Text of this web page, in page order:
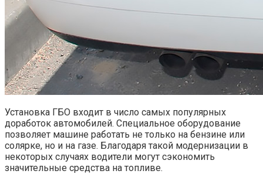
Установка ГБО входит в число самых популярных
доработок автомобилей. Специальное оборудование
позволяет машине работать не только на бензине или
солярке, но и на газе. Благодаря такой модернизации в
некоторых случаях водители могут сэкономить
значительные средства на топливе.